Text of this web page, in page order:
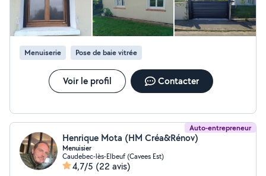
Menuiserie Pose de baie vitrée
Voir le profil Contacter
Auto-entrepreneur
Henrique Mota (HM Créa&Rénov)
Menuisier
Caudebec-lès-Elbeuf (Cavees Est)
4,7/5 (22 avis)